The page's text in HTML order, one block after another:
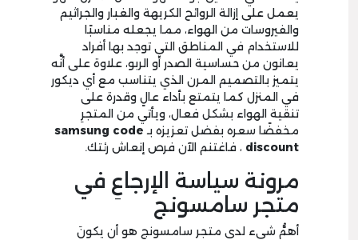
يعمل على إزالة الروائح الكريهة والغبار والجراثيم
والفيروسات من الهواء، مما يجعله مناسبًا
للاستخدام في المناطق التي توجد بها أفراد
يعانون من حساسية الصدر أو الربو، علاوة على أنَّه
يتميز بالتصميم المرن الذي يتناسب مع أي ديكور
في المنزل كما يتمتع بأداء عالٍ وقدرة على
تنقية الهواء بشكل فعال، ويأتي من المتجرِ
مخفضًا سعره بفضل تعزيزه بـ samsung code
discount ، فاغتنم الآن فرص إنعاش رئتك.
مرونة سياسة الإرجاعِ في
متجر سامسونج
أهمُّ شيء لدى متجر سامسونج هو أن يكونَ